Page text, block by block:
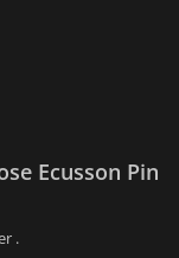
Ecusson Pin
.